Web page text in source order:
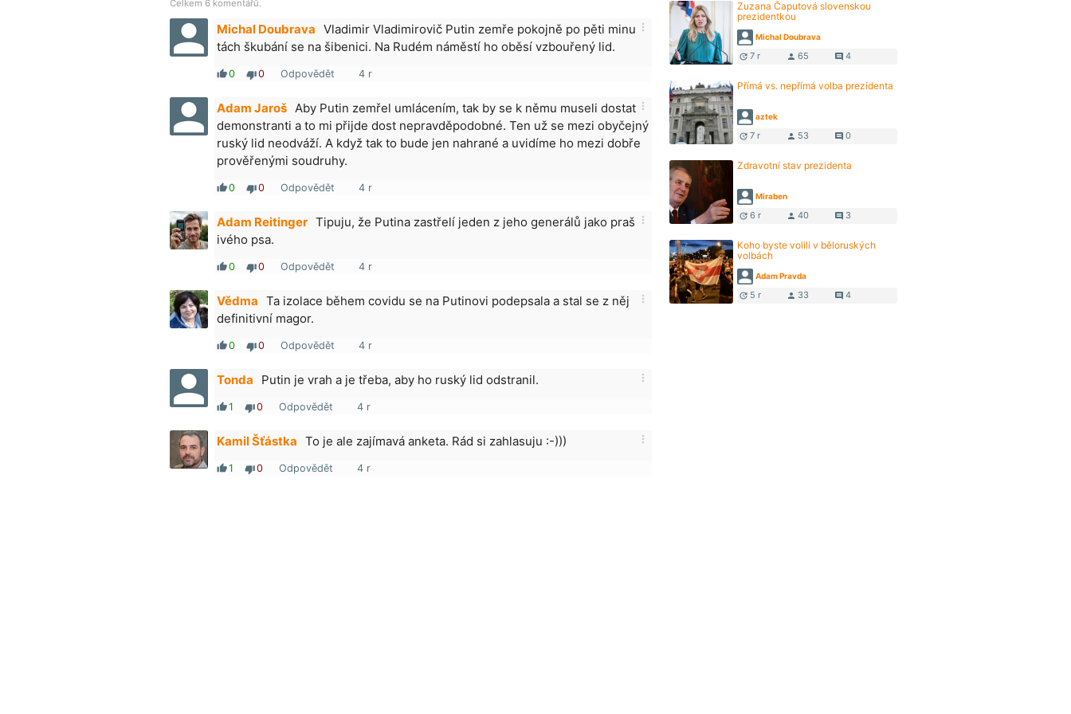
Celkem 6 komentářů.
Michal Doubrava more_vert
Vladimir Vladimirovič Putin zemře pokojně po pěti minu
tách škubání se na šibenici. Na Rudém náměstí ho oběsí vzbouřený lid.
thumb_up0 thumb_down0 Odpovědět 4 r
Adam Jaroš more_vert
Aby Putin zemřel umlácením, tak by se k němu museli dostat
demonstranti a to mi přijde dost nepravděpodobné. Ten už se mezi obyčejný
ruský lid neodváží. A když tak to bude jen nahrané a uvidíme ho mezi dobře
prověřenými soudruhy.
thumb_up0 thumb_down0 Odpovědět 4 r
Adam Reitinger more_vert
Tipuju, že Putina zastřelí jeden z jeho generálů jako praš
ivého psa.
thumb_up0 thumb_down0 Odpovědět 4 r
Vědma more_vert
Ta izolace během covidu se na Putinovi podepsala a stal se z něj
definitivní magor.
thumb_up0 thumb_down0 Odpovědět 4 r
Tonda more_vert
Putin je vrah a je třeba, aby ho ruský lid odstranil.
thumb_up1 thumb_down0 Odpovědět 4 r
Kamil Šťástka more_vert
To je ale zajímavá anketa. Rád si zahlasuju :-)))
thumb_up1 thumb_down0 Odpovědět 4 r
Zuzana Čaputová slovenskou
prezidentkou
Michal Doubrava
update 7 r person 65 comment 4
Přímá vs. nepřímá volba prezidenta
aztek
update 7 r person 53 comment 0
Zdravotní stav prezidenta
Miraben
update 6 r person 40 comment 3
Koho byste volili v běloruských
volbách
Adam Pravda
update 5 r person 33 comment 4